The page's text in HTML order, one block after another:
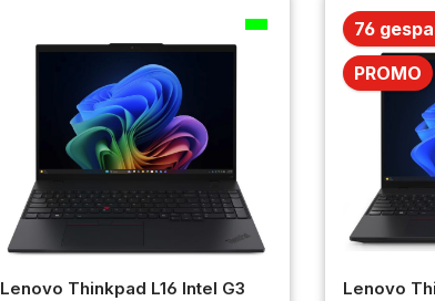
Lenovo Thinkpad L16 Intel G3
76
PROMO
Lenovo